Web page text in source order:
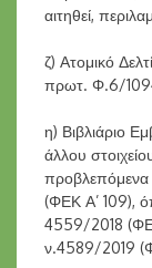
αιτηθεί,
ζ) Ατομικό
πρωτ. Φ.6/
η) Βιβλιάριο
άλλου
(ΦΕΚ Α’ 109),
4559/2018
ν.4589/2019